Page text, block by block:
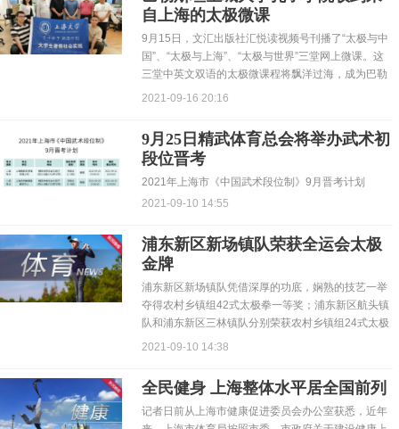
自上海的太极微课
9月15日，文汇出版社汇悦读视频号刊播了“太极与中
国”、“太极与上海”、“太极与世界”三堂网上微课。这
三堂中英文双语的太极微课程将飘洋过海，成为巴勒
斯坦圣...
2021-09-16 20:16
9月25日精武体育总会将举办武术初
段位晋考
2021年上海市《中国武术段位制》9月晋考计划
2021-09-10 14:55
浦东新区新场镇队荣获全运会太极
金牌
浦东新区新场镇队凭借深厚的功底，娴熟的技艺一举
夺得农村乡镇组42式太极拳一等奖；浦东新区航头镇
队和浦东新区三林镇队分别荣获农村乡镇组24式太极
拳和42式太...
2021-09-10 14:38
全民健身 上海整体水平居全国前列
记者日前从上海市健康促进委员会办公室获悉，近年